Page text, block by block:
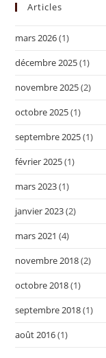
Articles
mars 2026(1)
décembre 2025(1)
novembre 2025(2)
octobre 2025(1)
septembre 2025(1)
février 2025(1)
mars 2023(1)
janvier 2023(2)
mars 2021 (4)
novembre 2018(2)
octobre 2018(1)
septembre 2018(1)
août 2016(1)